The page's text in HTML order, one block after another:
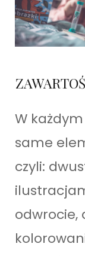
W
same
czyli:
odwrocie,